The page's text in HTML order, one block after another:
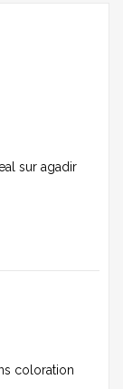
sur agadir
coloration